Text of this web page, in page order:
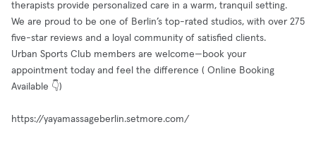
therapists provide personalized care in a warm, tranquil setting.
We are proud to be one of Berlin’s top-rated studios, with over 275
five-star reviews and a loyal community of satisfied clients.
Urban Sports Club members are welcome—book your
appointment today and feel the difference ( Online Booking
Available 👇)
https://yayamassageberlin.setmore.com/